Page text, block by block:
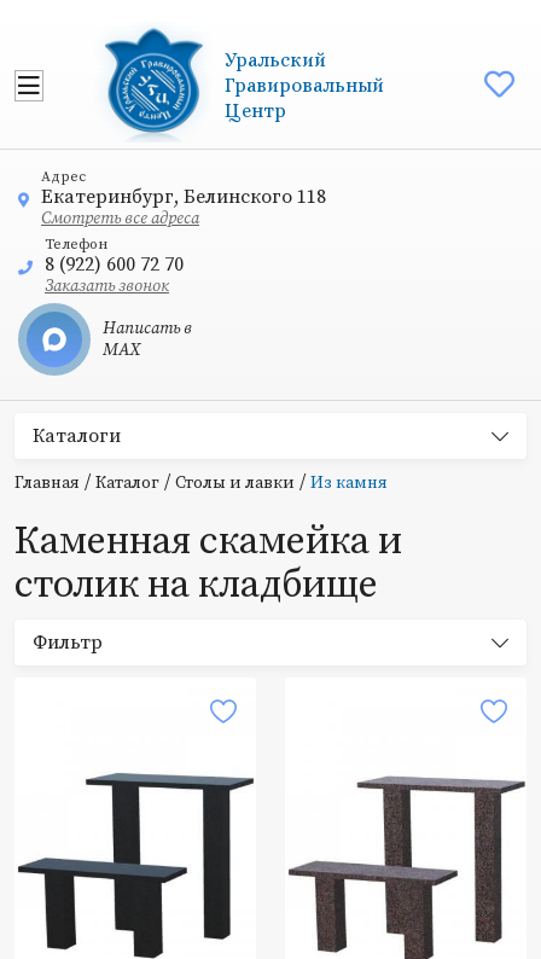
Уральский
Гравировальный
Центр
Адрес
Екатеринбург, Белинского 118
Смотреть все адреса
Телефон
8 (922) 600 72 70
Заказать звонок
Написать в
MAX
Каталоги
Главная / Каталог / Столы и лавки / Из камня
Каменная скамейка и
столик на кладбище
Фильтр